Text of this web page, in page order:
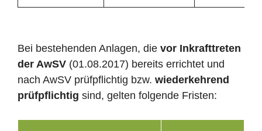
Bei bestehenden Anlagen, die vor Inkrafttreten
der AwSV (01.08.2017) bereits errichtet und
nach AwSV prüfpflichtig bzw. wiederkehrend
prüfpflichtig sind, gelten folgende Fristen: